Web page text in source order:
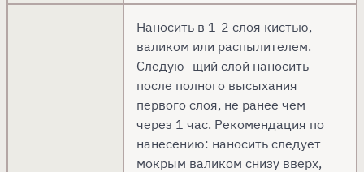
Наносить в 1-2 слоя кистью,
валиком или распылителем.
Следую- щий слой наносить
после полного высыхания
первого слоя, не ранее чем
через 1 час. Рекомендация по
нанесению: наносить следует
мокрым валиком снизу вверх,